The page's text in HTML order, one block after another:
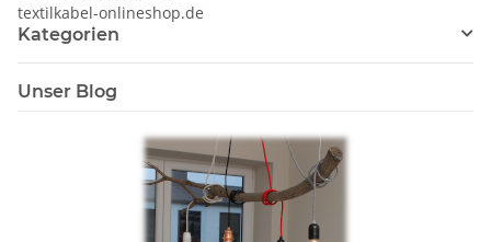
textilkabel-onlineshop.de
Kategorien
Unser Blog